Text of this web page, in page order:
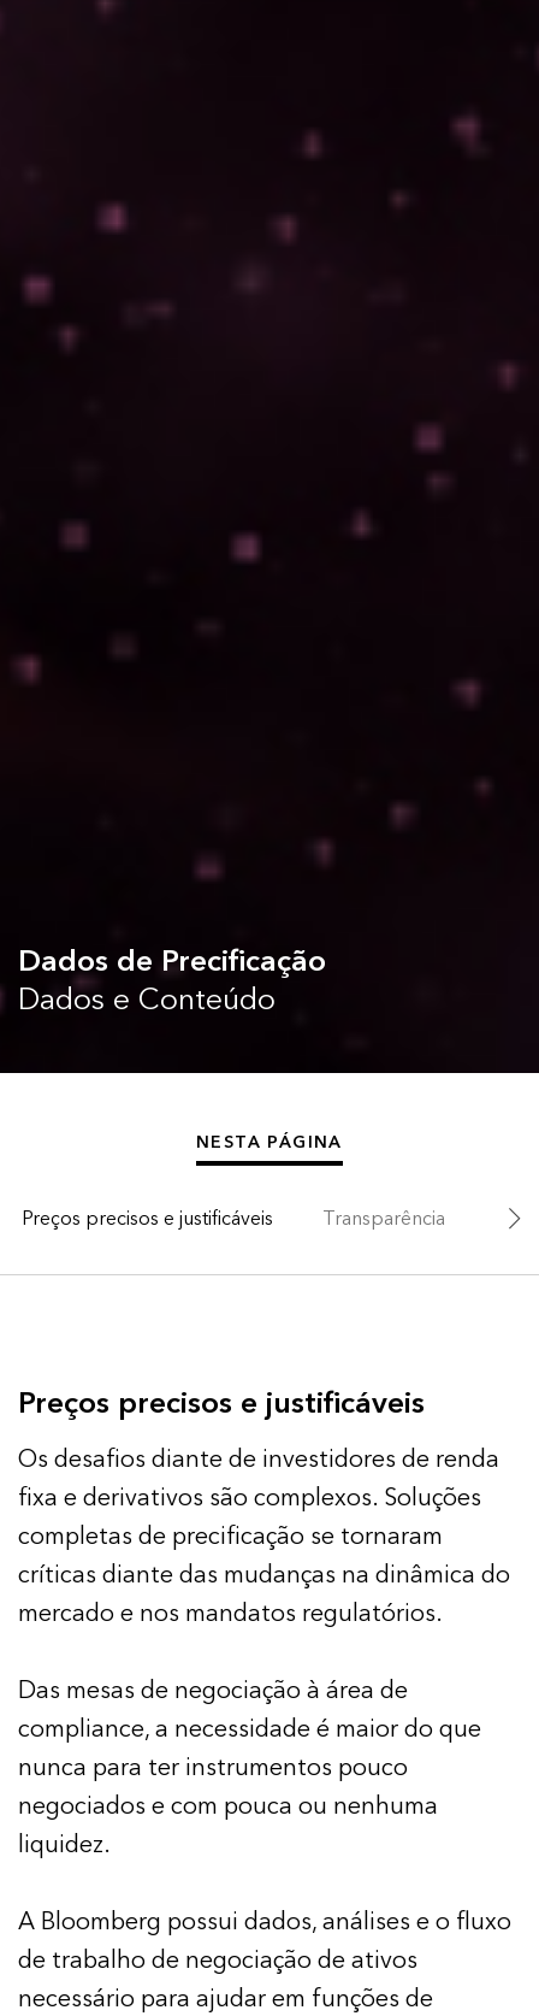
Dados de Precificação
Dados e Conteúdo
NESTA PÁGINA
Preços precisos e justificáveis Transparência
Preços precisos e justificáveis
Os desafios diante de investidores de renda
fixa e derivativos são complexos. Soluções
completas de precificação se tornaram
críticas diante das mudanças na dinâmica do
mercado e nos mandatos regulatórios.
Das mesas de negociação à área de
compliance, a necessidade é maior do que
nunca para ter instrumentos pouco
negociados e com pouca ou nenhuma
liquidez.
A Bloomberg possui dados, análises e o fluxo
de trabalho de negociação de ativos
necessário para ajudar em funções de